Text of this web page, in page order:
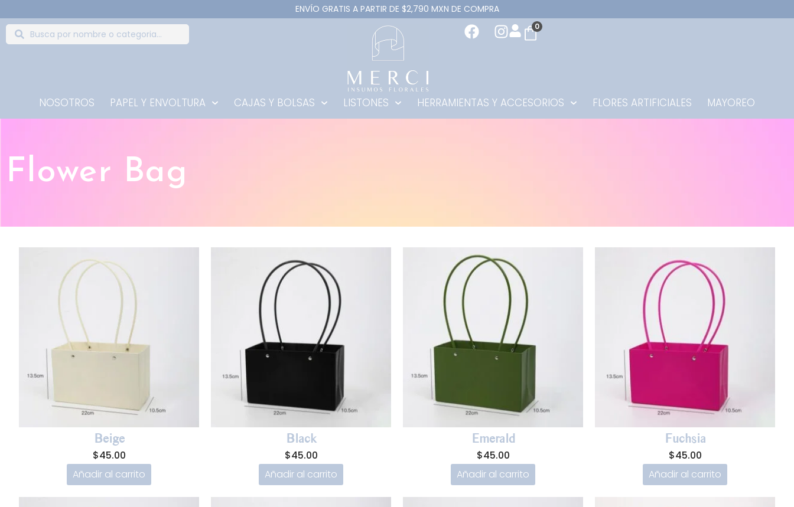
ENVÍO GRATIS A PARTIR DE $2,790 MXN DE COMPRA
0
NOSOTROS PAPEL Y ENVOLTURA CAJAS Y BOLSAS LISTONES HERRAMIENTAS Y ACCESORIOS FLORES ARTIFICIALES MAYOREO
Flower Bag
Beige
$45.00
Añadir al carrito
Black
$45.00
Añadir al carrito
Emerald
$45.00
Añadir al carrito
Fuchsia
$45.00
Añadir al carrito